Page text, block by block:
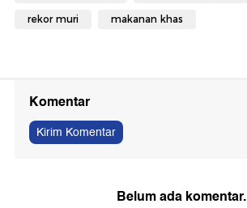
rekor muri makanan khas
Komentar
Kirim Komentar
Belum ada komentar.